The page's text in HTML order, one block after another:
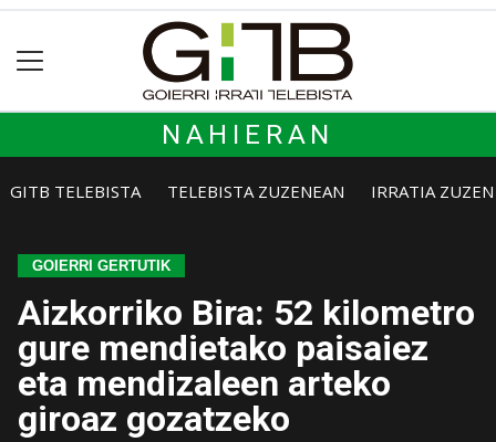
NAHIERAN
GITB TELEBISTA TELEBISTA ZUZENEAN IRRATIA
GOIERRI GERTUTIK
Aizkorriko Bira: 52 kilometro
gure mendietako paisaiez
eta mendizaleen arteko
giroaz gozatzeko